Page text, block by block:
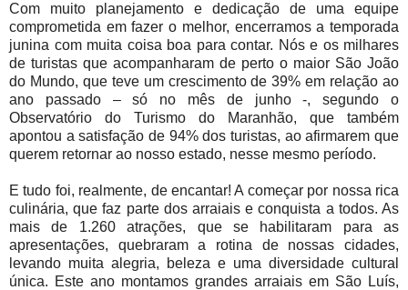
Com muito planejamento e dedicação de uma equipe
comprometida em fazer o melhor, encerramos a temporada
junina com muita coisa boa para contar. Nós e os milhares
de turistas que acompanharam de perto o maior São João
do Mundo, que teve um crescimento de 39% em relação ao
ano passado – só no mês de junho -, segundo o
Observatório do Turismo do Maranhão, que também
apontou a satisfação de 94% dos turistas, ao afirmarem que
querem retornar ao nosso estado, nesse mesmo período.
E tudo foi, realmente, de encantar! A começar por nossa rica
culinária, que faz parte dos arraiais e conquista a todos. As
mais de 1.260 atrações, que se habilitaram para as
apresentações, quebraram a rotina de nossas cidades,
levando muita alegria, beleza e uma diversidade cultural
única. Este ano montamos grandes arraiais em São Luís,